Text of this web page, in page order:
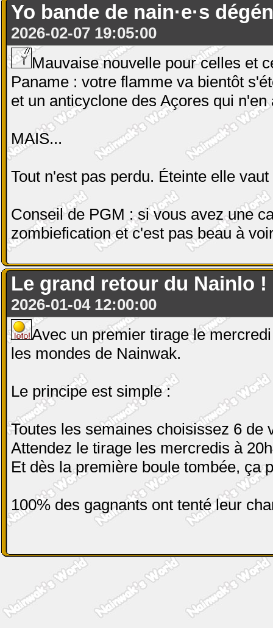
Yo bande de nain·e·s
2026-02-07 19:05:00
Mauvaise nouvelle pour celles et
Paname : votre flamme va bientôt
et un anticyclone des Açores qui
MAIS...
Tout n'est pas perdu. Éteinte elle
Conseil de PGM : si vous avez une
zombiefication et c'est pas beau à
Le grand retour du Nainlo
2026-01-04 12:00:00
Avec un premier tirage le
les mondes de Nainwak.
Le principe est simple :
Toutes les semaines choisissez 6
Attendez le tirage les mercredis à
Et dès la première boule tombée, ça
100% des gagnants ont tenté leur